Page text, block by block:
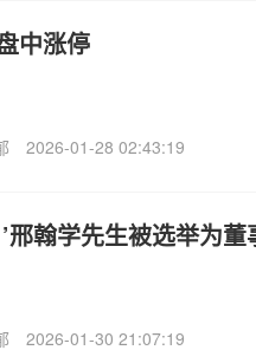
中涨停
2026-01-28 02:43:19
邢翰学先生被选举为董
2026-01-30 21:07:19